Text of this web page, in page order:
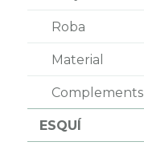
Roba
Material
Complements
ESQUÍ